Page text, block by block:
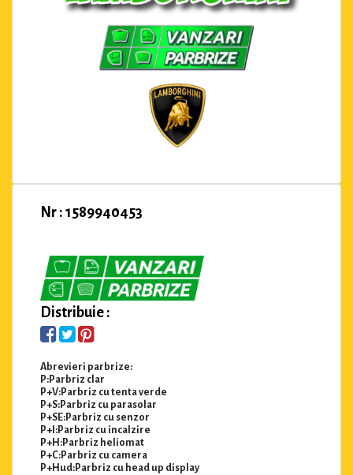
Nr : 1589940453
Distribuie :
Abrevieri parbrize:
P:Parbriz clar
P+V:Parbriz cu tenta verde
P+S:Parbriz cu parasolar
P+SE:Parbriz cu senzor
P+I:Parbriz cu incalzire
P+H:Parbriz heliomat
P+C:Parbriz cu camera
P+Hud:Parbriz cu head up display